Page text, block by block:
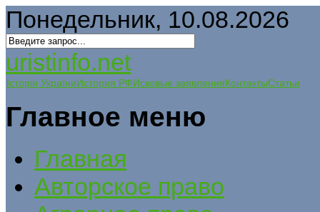
Понедельник, 10.08.2026
uristinfo.net
Історія УкраїниИстория РФИсковые заявленияКонтактыСтатьи
Главное меню
Главная
Авторское право